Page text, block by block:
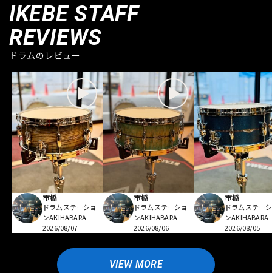
IKEBE STAFF
REVIEWS
ドラムのレビュー
市橋
ドラムステーショ
ンAKIHABARA
2026/08/07
市橋
ドラムステーショ
ンAKIHABARA
2026/08/06
市橋
ドラムステー
ンAKIHABARA
2026/08/05
VIEW MORE